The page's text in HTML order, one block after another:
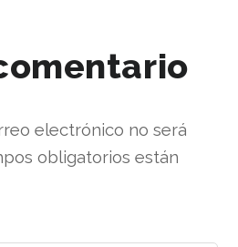
electrónico no será
obligatorios están